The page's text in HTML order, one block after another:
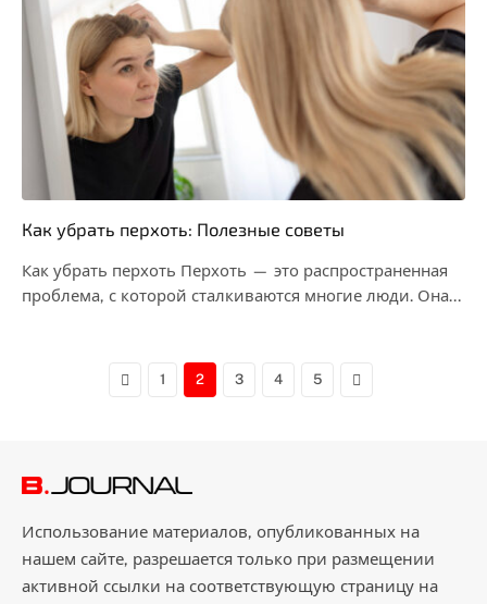
Как убрать перхоть: Полезные советы
Как убрать перхоть Перхоть — это распространенная
проблема, с которой сталкиваются многие люди. Она
Previous
1 2 3 4 5 Next
Использование материалов, опубликованных на
нашем сайте, разрешается только при размещении
активной ссылки на соответствующую страницу на